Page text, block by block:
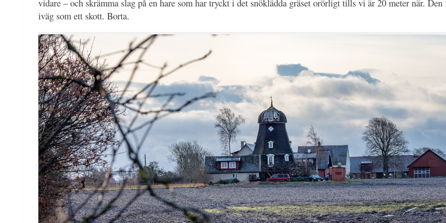
vidare – och skrämma slag på en hare som har tryckt i det snöklädda gräset orörligt tills vi är 20 meter när. Den
iväg som ett skott. Borta.